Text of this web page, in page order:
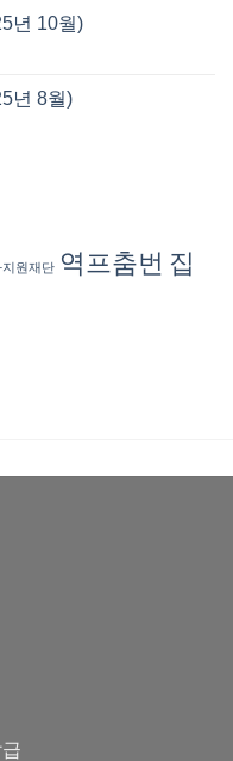
년 10월)
년 8월)
원재단 역프춤번 집